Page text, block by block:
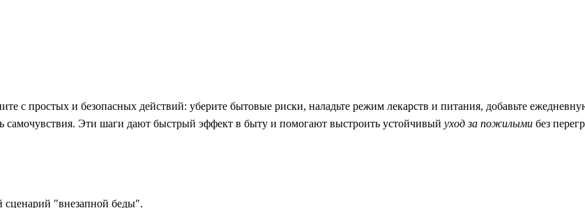
с простых и безопасных действий: уберите бытовые риски, наладьте режим лекарств и питания, добавьте
самочувствия. Эти шаги дают быстрый эффект в быту и помогают выстроить устойчивый уход за пожилыми без
сценарий "внезапной беды".